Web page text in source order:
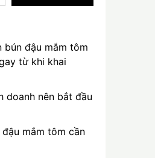
bún đậu mắm tôm
từ khi khai
doanh nên bắt đầu
mắm tôm cần